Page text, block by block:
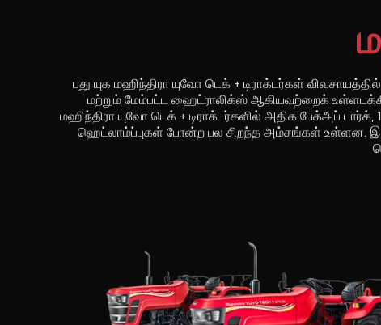
புது யுக மஹிந்திரா யுவோ டெக் + டிராக்டர்கள்
மற்றும் மேம்பட்ட ஹைட்ராலிக்ஸ் ஆகியவற்றைக்
மஹிந்திரா யுவோ டெக் + டிராக்டர்களில் அதிக பேக்அப்
ஹெட்லாம்ப்புகள் போன்ற பல சிறந்த அம்சங்கள் உள்ளன.